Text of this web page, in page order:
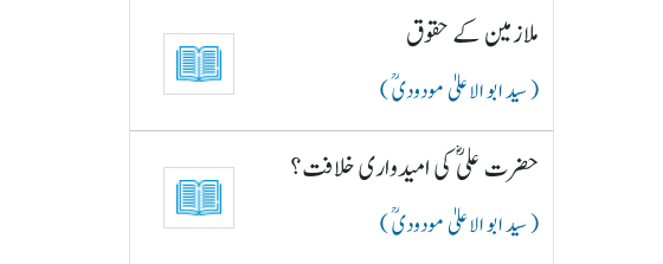
ملازمین کے حقوق
( سید ابو الاعلیٰ مودودیؒ )
حضرت علیؓ کی امیدواری خلافت؟
( سید ابو الاعلیٰ مودودیؒ )